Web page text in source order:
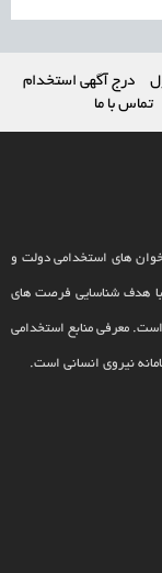
درج آگهی استخدام
تماس با ما
های استخدامی دولت و
هدف شناسایی فرصت های
است. معرفی منابع استخدامی
نیروی انسانی است.